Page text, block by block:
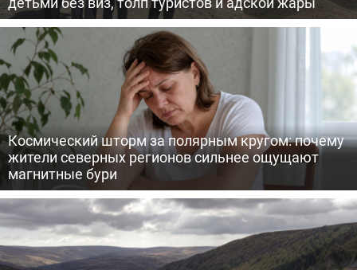
Космический шторм за полярным кругом: почему
жители северных регионов сильнее ощущают
магнитные бури